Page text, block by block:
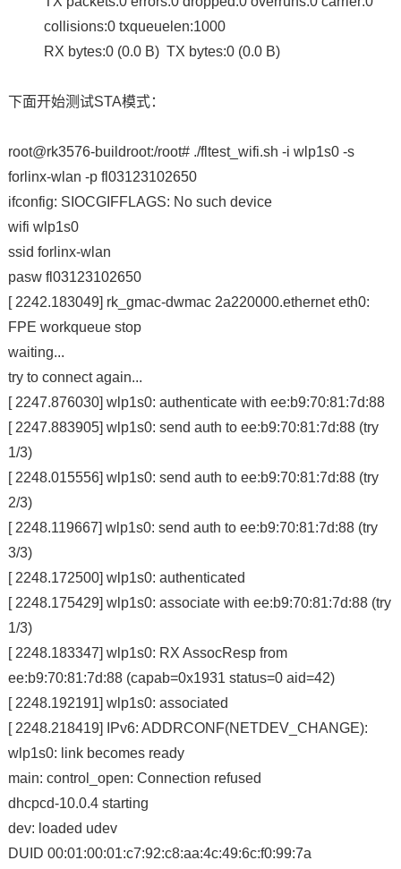
collisions:0 txqueuelen:1000
RX bytes:0 (0.0 B) TX bytes:0 (0.0 B)
下面开始测试STA模式：
root@rk3576-buildroot:/root# ./fltest_wifi.sh -i wlp1s0 -s
forlinx-wlan -p fl03123102650
ifconfig: SIOCGIFFLAGS: No such device
wifi wlp1s0
ssid forlinx-wlan
pasw fl03123102650
[ 2242.183049] rk_gmac-dwmac 2a220000.ethernet eth0:
FPE workqueue stop
waiting...
try to connect again...
[ 2247.876030] wlp1s0: authenticate with ee:b9:70:81:7d:88
[ 2247.883905] wlp1s0: send auth to ee:b9:70:81:7d:88 (try
1/3)
[ 2248.015556] wlp1s0: send auth to ee:b9:70:81:7d:88 (try
2/3)
[ 2248.119667] wlp1s0: send auth to ee:b9:70:81:7d:88 (try
3/3)
[ 2248.172500] wlp1s0: authenticated
[ 2248.175429] wlp1s0: associate with ee:b9:70:81:7d:88 (try
1/3)
[ 2248.183347] wlp1s0: RX AssocResp from
ee:b9:70:81:7d:88 (capab=0x1931 status=0 aid=42)
[ 2248.192191] wlp1s0: associated
[ 2248.218419] IPv6: ADDRCONF(NETDEV_CHANGE):
wlp1s0: link becomes ready
main: control_open: Connection refused
dhcpcd-10.0.4 starting
dev: loaded udev
DUID 00:01:00:01:c7:92:c8:aa:4c:49:6c:f0:99:7a